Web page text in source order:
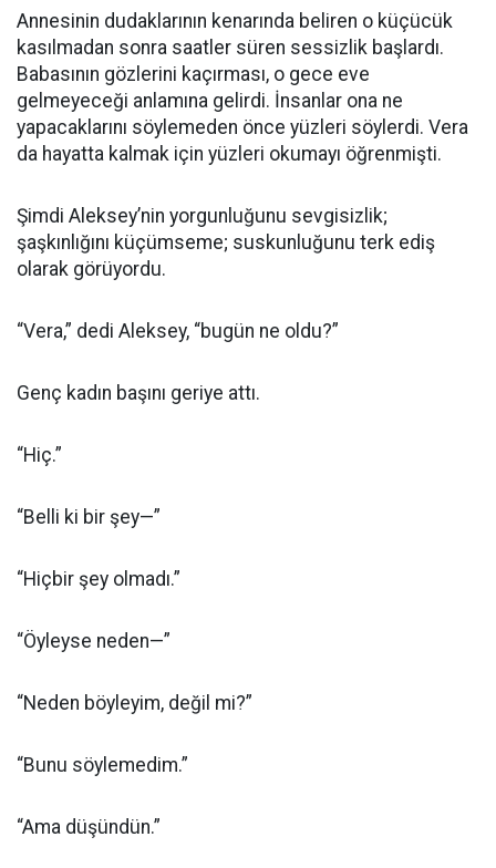
Annesinin dudaklarının kenarında beliren o küçücük
kasılmadan sonra saatler süren sessizlik başlardı.
Babasının gözlerini kaçırması, o gece eve
gelmeyeceği anlamına gelirdi. İnsanlar ona ne
yapacaklarını söylemeden önce yüzleri söylerdi. Vera
da hayatta kalmak için yüzleri okumayı öğrenmişti.
Şimdi Aleksey’nin yorgunluğunu sevgisizlik;
şaşkınlığını küçümseme; suskunluğunu terk ediş
olarak görüyordu.
“Vera,” dedi Aleksey, “bugün ne oldu?”
Genç kadın başını geriye attı.
“Hiç.”
“Belli ki bir şey—”
“Hiçbir şey olmadı.”
“Öyleyse neden—”
“Neden böyleyim, değil mi?”
“Bunu söylemedim.”
“Ama düşündün.”